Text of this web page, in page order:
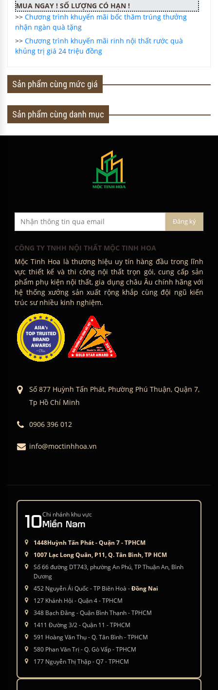
MUA NGAY ! SỐ LƯỢNG CÓ HẠN !
>> Chương trình khuyến mãi bốc thăm trúng thưởng
nhận ngàn quà tặng
>> Chương trình khuyến mãi rinh nội thất rước quà
khủng trị giá 24 triệu đồng
Sản phẩm cùng mức giá
Sản phẩm cùng danh mục
CÔNG TY TNHH NỘI THẤT MỘC TINH HOA
Mộc Tinh Hoa là thương hiệu uy tín hàng đầu trong lĩnh
vực thiết kế và thi công nội thất trọn gói, cung cấp sản
phẩm phụ kiện nội thất, gia dụng châu Âu chính hãng với
hệ thống xưởng sản xuất rộng khắp cùng đội ngũ kiến
trúc sư nhiều kinh nghiệm.
Số 877 Huỳnh Tấn Phát, Phường Phú Thuận, Quận 7,
Tp Hồ Chí Minh
0906 396 012
info@moctinhhoa.vn
10Chi nhánh khu vực
Miền Nam
1448Huỳnh Tấn Phát - Quận 7 - TPHCM
1007 Lạc Long Quân, P11, Q. Tân Bình, TP HCM
Số 66 đường DT743, phường An Phú, TP Thuận An, Bình
Dương
452 Nguyễn Ái Quốc - TP Biên Hoà -Đồng Nai
127 Khánh Hội - Quận 4 - TPHCM
348 Bạch Đằng - Quận Bình Thạnh - TPHCM
1411 Đường 3/2 - Quận 11 - TPHCM
591 Hoàng Văn Thụ - Q. Tân Bình - TPHCM
580 Phan Văn Trị - Q. Gò Vấp - TPHCM
177 Nguyễn Thị Thập - Q7 - TPHCM